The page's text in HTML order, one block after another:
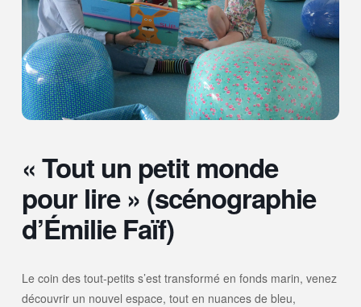
« Tout un petit monde
pour lire » (scénographie
d’Émilie Faïf)
Le coin des tout-petits s’est transformé en fonds marin, venez
découvrir un nouvel espace, tout en nuances de bleu,